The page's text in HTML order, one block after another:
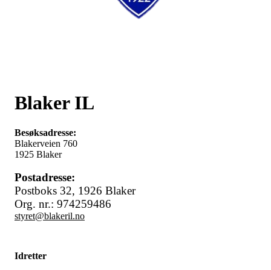
Blaker IL
Besøksadresse:
Blakerveien 760
1925 Blaker
Postadresse:
Postboks 32, 1926 Blaker
Org. nr.: 974259486
styret@blakeril.no
Idretter